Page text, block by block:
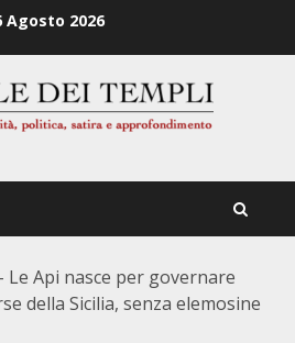
Agosto 2026
Le Api nasce per governare
della Sicilia, senza elemosine